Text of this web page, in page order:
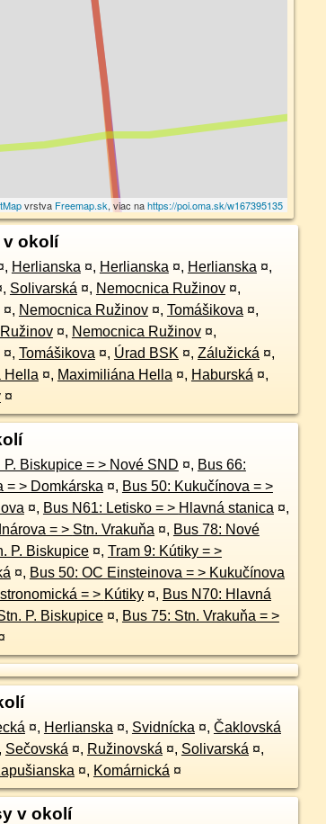
vrstva Freemap.sk, viac nahttps://poi.oma.sk/w167395135
v okolí
, Herlianska ¤, Herlianska ¤, Herlianska ¤,
, Solivarská ¤, Nemocnica Ružinov ¤,
¤, Nemocnica Ružinov ¤, Tomášikova ¤,
¤, Nemocnica Ružinov ¤,
¤, Tomášikova ¤, Úrad BSK ¤, Zálužická ¤,
Hella ¤, Maximiliána Hella ¤, Haburská ¤,
¤
Bus 78: Stn. P. Biskupice = > Nové SND ¤, Bus 66:
Grófska niva = > Domkárska ¤, Bus 50: Kukučínova = >
¤, Bus N61: Letisko = > Hlavná stanica ¤,
Bus 75: Kadnárova = > Stn. Vrakuňa ¤, Bus 78: Nové
= > Stn. P. Biskupice ¤, Tram 9: Kútiky = >
¤,
Bus 50: OC Einsteinova = > Kukučínova
Tram 9: Astronomická = > Kútiky ¤, Bus N70: Hlavná
= > Stn. P. Biskupice ¤, Bus 75: Stn. Vrakuňa = >
¤, Herlianska ¤, Svidnícka ¤, Čaklovská
, Sečovská ¤, Ružinovská ¤, Solivarská ¤,
¤, Komárnická ¤
v okolí